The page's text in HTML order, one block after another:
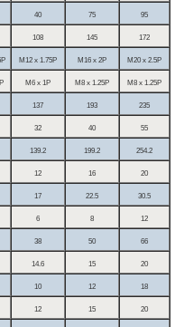
40 75 95
108 145 172
M12 x 1.75P M16 x 2P M20 x 2.5P
M6 x 1P M8 x 1.25P M8 x 1.25P
137 193 235
32 40 55
139.2 199.2 254.2
12 16 20
17 22.5 30.5
6 8 12
38 50 66
14.6 15 20
10 12 18
12 15 20